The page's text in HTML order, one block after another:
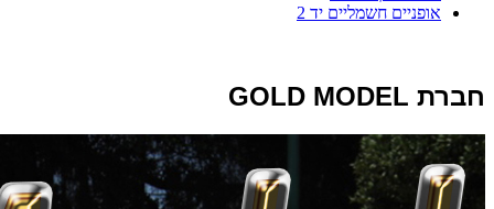
אופניים חשמליים יד 2
חברת GOLD MODEL